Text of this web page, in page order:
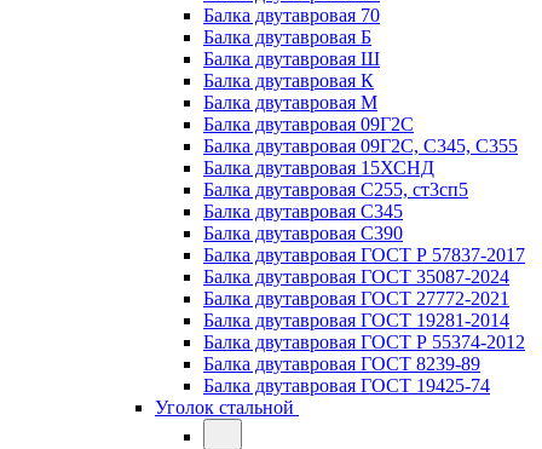
Балка двутавровая 70
Балка двутавровая Б
Балка двутавровая Ш
Балка двутавровая К
Балка двутавровая М
Балка двутавровая 09Г2С
Балка двутавровая 09Г2С, С345, С355
Балка двутавровая 15ХСНД
Балка двутавровая С255, ст3сп5
Балка двутавровая С345
Балка двутавровая С390
Балка двутавровая ГОСТ Р 57837-2017
Балка двутавровая ГОСТ 35087-2024
Балка двутавровая ГОСТ 27772-2021
Балка двутавровая ГОСТ 19281-2014
Балка двутавровая ГОСТ Р 55374-2012
Балка двутавровая ГОСТ 8239-89
Балка двутавровая ГОСТ 19425-74
Уголок стальной